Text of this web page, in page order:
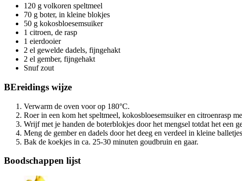
120 g volkoren speltmeel
70 g boter, in kleine blokjes
50 g kokosbloesemsuiker
1 citroen, de rasp
1 eierdooier
2 el gewelde dadels, fijngehakt
2 el gember, fijngehakt
Snuf zout
BEreidings wijze
Verwarm de oven voor op 180°C.
Roer in een kom het speltmeel, kokosbloesemsuiker en citroenrasp
Wrijf met je handen de boterblokjes door het mengsel totdat het een
Meng de gember en dadels door het deeg en verdeel in kleine
Bak de koekjes in ca. 25-30 minuten goudbruin en gaar.
Boodschappen lijst